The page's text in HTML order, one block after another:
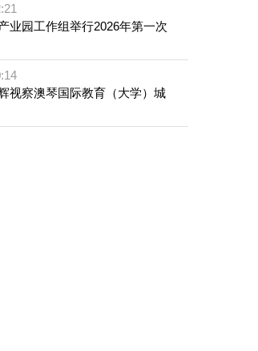
业园工作组举行2026年第一次
视察澳琴国际教育（大学）城